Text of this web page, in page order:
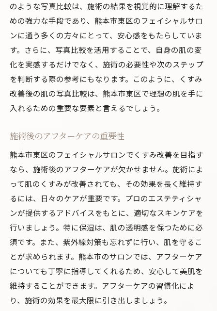
のような写真比較は、施術の結果を視覚的に理解するた
めの強力な手段であり、熊本市東区のフェイシャルサロ
ンに通う多くの方々にとって、安心感をもたらしていま
す。さらに、写真比較を活用することで、自身の肌の変
化を実感するだけでなく、施術の必要性や次のステップ
を判断する際の参考にもなります。このように、くすみ
改善後の肌の写真比較は、熊本市東区で理想の肌を手に
入れるための重要な要素と言えるでしょう。
施術後のアフターケアの重要性
熊本市東区のフェイシャルサロンでくすみ改善を目指す
なら、施術後のアフターケアが欠かせません。施術によ
って肌のくすみが改善されても、その効果を長く維持す
るには、日々のケアが重要です。プロのエステティシャ
ンが提供するアドバイスをもとに、適切なスキンケアを
行いましょう。特に保湿は、肌の透明感を保つために必
須です。また、紫外線対策も忘れずに行い、肌を守るこ
とが求められます。熊本市のサロンでは、アフターケア
についても丁寧に指導してくれるため、安心して美肌を
維持することができます。アフターケアの習慣化によ
り、施術の効果を最大限に引き出しましょう。